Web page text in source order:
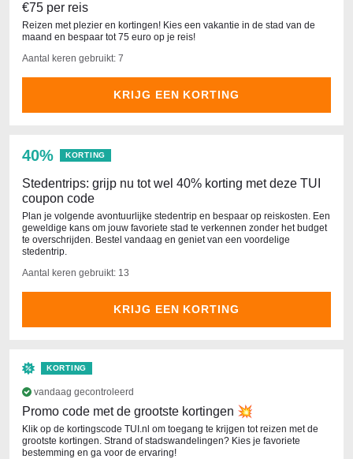
€75 per reis
Reizen met plezier en kortingen! Kies een vakantie in de stad van de
maand en bespaar tot 75 euro op je reis!
Aantal keren gebruikt: 7
KRIJG EEN KORTING
40% KORTING
Stedentrips: grijp nu tot wel 40% korting met deze TUI
coupon code
Plan je volgende avontuurlijke stedentrip en bespaar op reiskosten. Een
geweldige kans om jouw favoriete stad te verkennen zonder het budget
te overschrijden. Bestel vandaag en geniet van een voordelige
stedentrip.
Aantal keren gebruikt: 13
KRIJG EEN KORTING
KORTING
vandaag gecontroleerd
Promo code met de grootste kortingen 💥
Klik op de kortingscode TUI.nl om toegang te krijgen tot reizen met de
grootste kortingen. Strand of stadswandelingen? Kies je favoriete
bestemming en ga voor de ervaring!